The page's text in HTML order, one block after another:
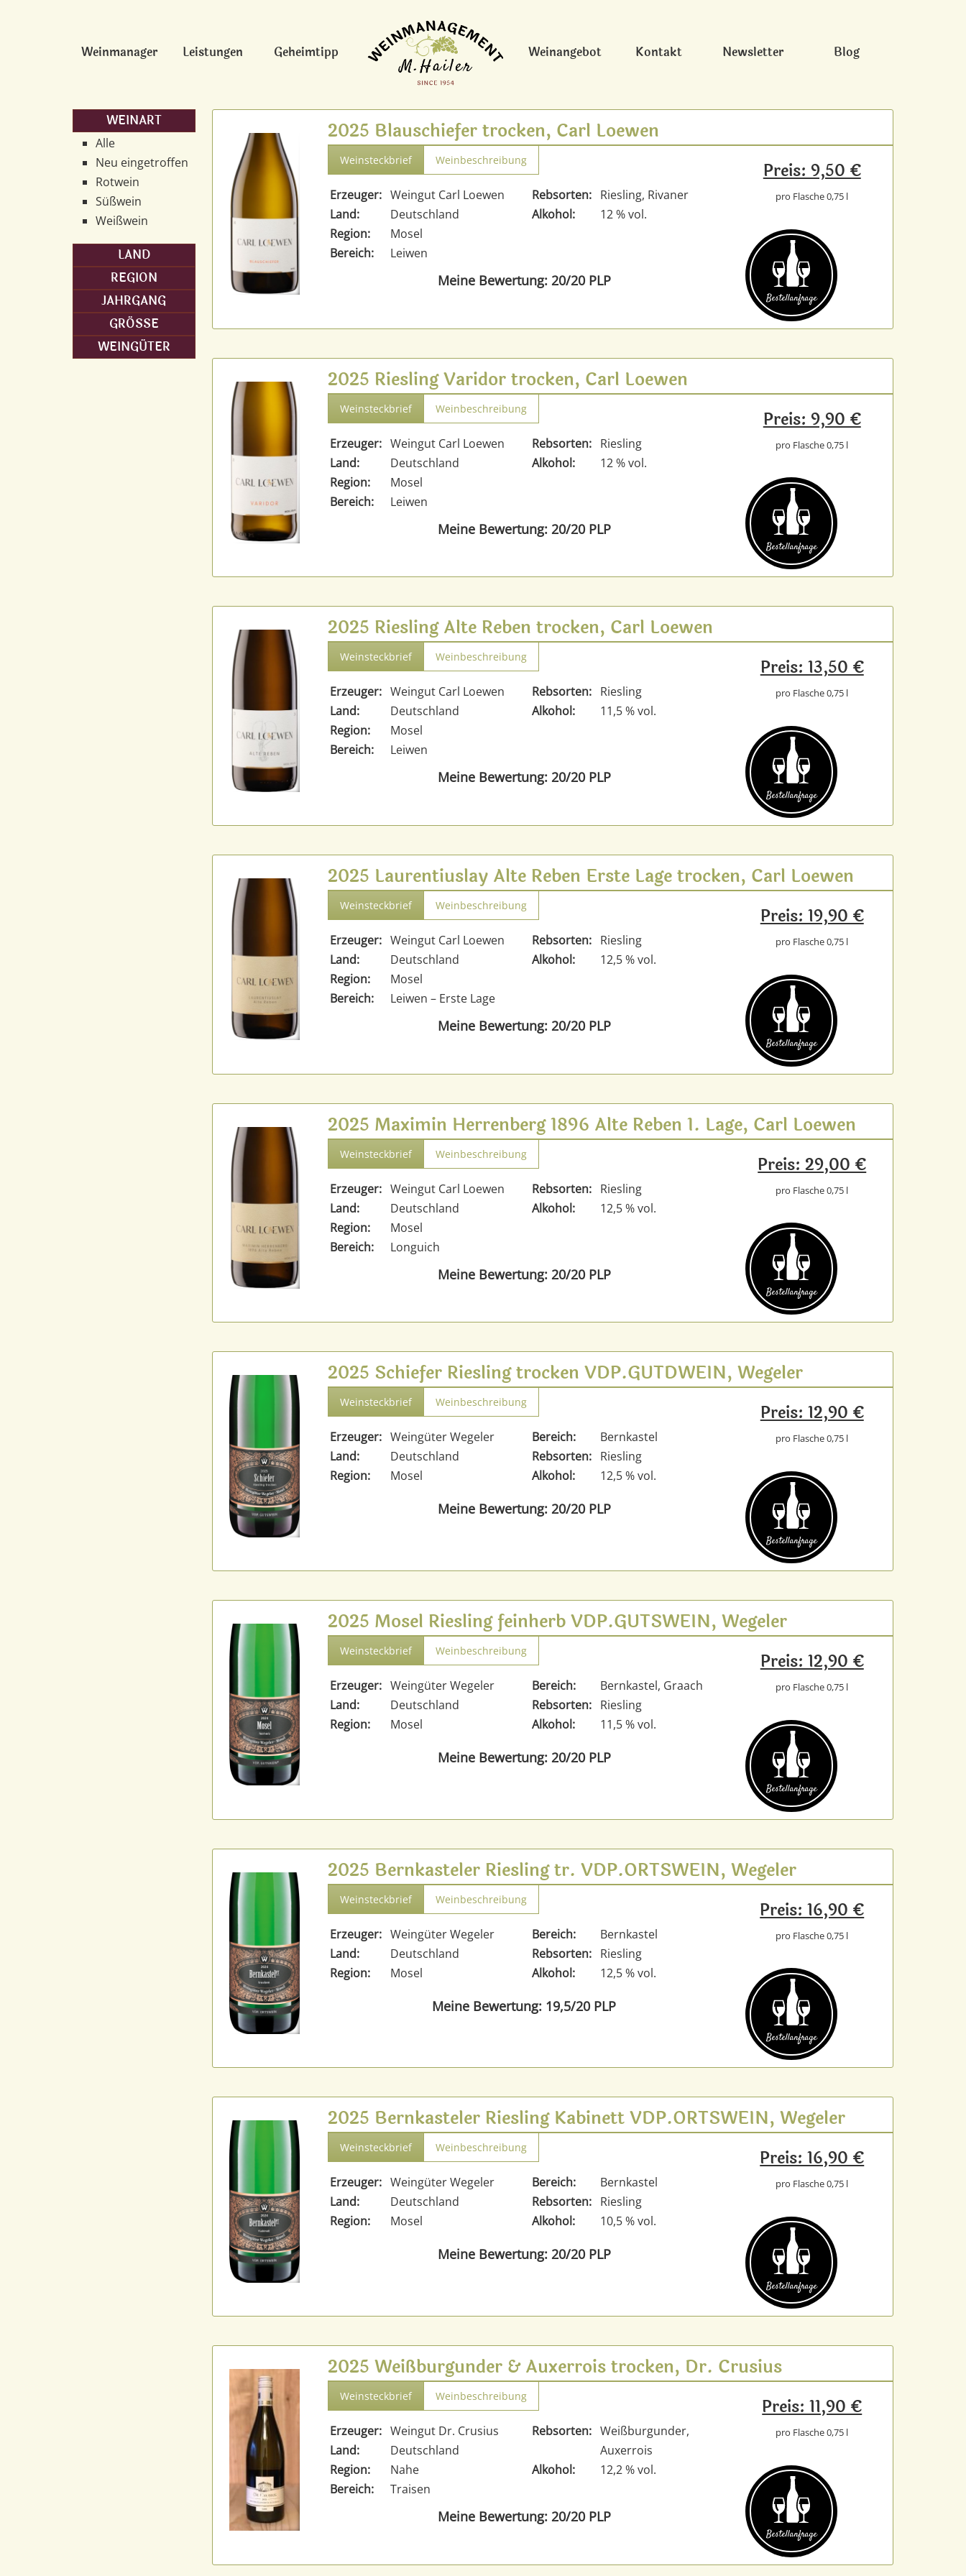
Weinmanager Leistungen Geheimtipp Weinangebot Kontakt Newsletter Blog
WEINART
Alle
Neu eingetroffen
Rotwein
Süßwein
Weißwein
LAND
REGION
JAHRGANG
GRÖSSE
WEINGÜTER
2025 Blauschiefer trocken, Carl Loewen
Weinsteckbrief Weinbeschreibung
Erzeuger: Weingut Carl Loewen
Land:
Deutschland
Region:
Mosel
Bereich:
Leiwen
Rebsorten:
Riesling, Rivaner
Alkohol:
12 % vol.
Meine Bewertung: 20/20 PLP
Preis: 9,50 €
pro Flasche 0,75 l
Bestell­anfrage
2025 Riesling Varidor trocken, Carl Loewen
Weinsteckbrief Weinbeschreibung
Erzeuger: Weingut Carl Loewen
Land:
Deutschland
Region:
Mosel
Bereich:
Leiwen
Rebsorten:
Riesling
Alkohol:
12 % vol.
Meine Bewertung: 20/20 PLP
Preis: 9,90 €
pro Flasche 0,75 l
Bestell­anfrage
2025 Riesling Alte Reben trocken, Carl Loewen
Weinsteckbrief Weinbeschreibung
Erzeuger: Weingut Carl Loewen
Land:
Deutschland
Region:
Mosel
Bereich:
Leiwen
Rebsorten:
Riesling
Alkohol:
11,5 % vol.
Meine Bewertung: 20/20 PLP
Preis: 13,50 €
pro Flasche 0,75 l
Bestell­anfrage
2025 Laurentiuslay Alte Reben Erste Lage trocken, Carl Loewen
Weinsteckbrief Weinbeschreibung
Erzeuger: Weingut Carl Loewen
Land:
Deutschland
Region:
Mosel
Bereich:
Leiwen – Erste Lage
Rebsorten:
Riesling
Alkohol:
12,5 % vol.
Meine Bewertung: 20/20 PLP
Preis: 19,90 €
pro Flasche 0,75 l
Bestell­anfrage
2025 Maximin Herrenberg 1896 Alte Reben 1. Lage, Carl Loewen
Weinsteckbrief Weinbeschreibung
Erzeuger: Weingut Carl Loewen
Land:
Deutschland
Region:
Mosel
Bereich:
Longuich
Rebsorten:
Riesling
Alkohol:
12,5 % vol.
Meine Bewertung: 20/20 PLP
Preis: 29,00 €
pro Flasche 0,75 l
Bestell­anfrage
2025 Schiefer Riesling trocken VDP.GUTDWEIN, Wegeler
Weinsteckbrief Weinbeschreibung
Erzeuger: Weingüter Wegeler
Land:
Deutschland
Region:
Mosel
Bereich:
Bernkastel
Rebsorten:
Riesling
Alkohol:
12,5 % vol.
Meine Bewertung: 20/20 PLP
Preis: 12,90 €
pro Flasche 0,75 l
Bestell­anfrage
2025 Mosel Riesling feinherb VDP.GUTSWEIN, Wegeler
Weinsteckbrief Weinbeschreibung
Erzeuger: Weingüter Wegeler
Land:
Deutschland
Region:
Mosel
Bereich:
Bernkastel, Graach
Rebsorten:
Riesling
Alkohol:
11,5 % vol.
Meine Bewertung: 20/20 PLP
Preis: 12,90 €
pro Flasche 0,75 l
Bestell­anfrage
2025 Bernkasteler Riesling tr. VDP.ORTSWEIN, Wegeler
Weinsteckbrief Weinbeschreibung
Erzeuger: Weingüter Wegeler
Land:
Deutschland
Region:
Mosel
Bereich:
Bernkastel
Rebsorten:
Riesling
Alkohol:
12,5 % vol.
Meine Bewertung: 19,5/20 PLP
Preis: 16,90 €
pro Flasche 0,75 l
Bestell­anfrage
2025 Bernkasteler Riesling Kabinett VDP.ORTSWEIN, Wegeler
Weinsteckbrief Weinbeschreibung
Erzeuger: Weingüter Wegeler
Land:
Deutschland
Region:
Mosel
Bereich:
Bernkastel
Rebsorten:
Riesling
Alkohol:
10,5 % vol.
Meine Bewertung: 20/20 PLP
Preis: 16,90 €
pro Flasche 0,75 l
Bestell­anfrage
2025 Weißburgunder & Auxerrois trocken, Dr. Crusius
Weinsteckbrief Weinbeschreibung
Erzeuger: Weingut Dr. Crusius
Land:
Deutschland
Region:
Nahe
Bereich:
Traisen
Rebsorten: Weißburgunder,
Auxerrois
Alkohol:
12,2 % vol.
Meine Bewertung: 20/20 PLP
Preis: 11,90 €
pro Flasche 0,75 l
Bestell­anfrage